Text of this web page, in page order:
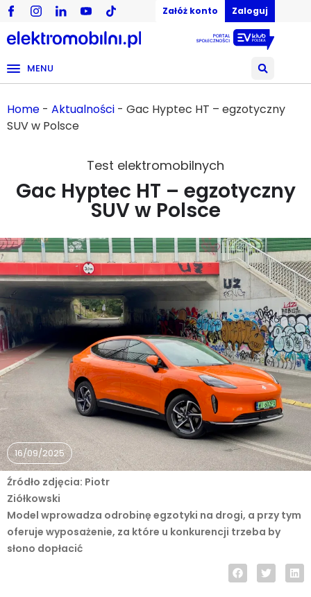
Załóż konto Zaloguj
MENU
Home - Aktualności - Gac Hyptec HT – egzotyczny
SUV w Polsce
Test elektromobilnych
Gac Hyptec HT – egzotyczny
SUV w Polsce
16/09/2025
Model wprowadza odrobinę egzotyki na drogi, a przy tym
oferuje wyposażenie, za które u konkurencji trzeba by
słono dopłacić
Źródło zdjęcia: Piotr
Ziółkowski